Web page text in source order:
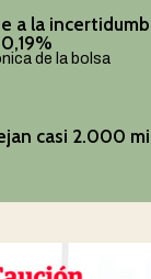
a la
de la bolsa
casi 2.000